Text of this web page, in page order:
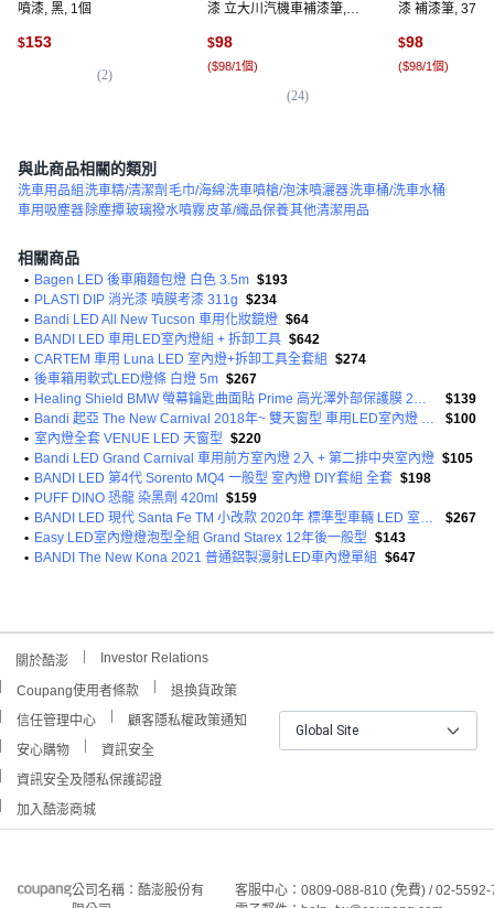
噴漆, 黑, 1個
$153
(2)
漆 立大川汽機車補漆筆,
$98
($98/1個)
(24)
漆 補漆筆, 37, 1
$98
($98/1個)
與此商品相關的類別
洗車用品組 洗車精/清潔劑 毛巾/海綿洗車噴槍/泡沫噴灑器洗車桶/洗車水桶
車用吸塵器 除塵撢玻璃撥水噴霧皮革/織品保養其他清潔用品
相關商品
• Bagen LED 後車廂麵包燈 白色 3.5m $193
• PLASTI DIP 消光漆 噴膜考漆 311g $234
• Bandi LED All New Tucson 車用化妝鏡燈 $64
• BANDI LED 車用LED室內燈組 + 拆卸工具 $642
• CARTEM 車用 Luna LED 室內燈+拆卸工具全套組
$274
• 後車箱用軟式LED燈條 白燈 5m $267
•
$139
•
$100
• 室內燈全套 VENUE LED 天窗型 $220
• Bandi LED Grand Carnival 車用前方室內燈 2入 + 第二排中央室內燈 $105
• BANDI LED 第4代 Sorento MQ4 一般型 室內燈 DIY套組 全套 $198
• PUFF DINO 恐龍 染黑劑 420ml $159
•
$267
• Easy LED室內燈燈泡型全組 Grand Starex 12年後一般型 $143
• BANDI The New Kona 2021 普通鋁製漫射LED車內燈單組 $647
關於酷澎 Investor Relations
Coupang使用者條款
退換貨政策
信任管理中心
顧客隱私權政策通知
安心購物
資訊安全
資訊安全及隱私保護認證
加入酷澎商城
Global Site
公司名稱：酷澎股份有
客服中心：0809-088-810 (免費) / 02-